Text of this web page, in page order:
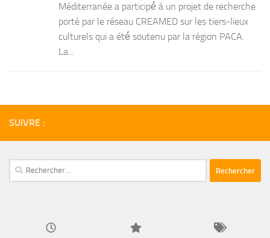
Méditerranée a participé́ à un projet de recherche
porté par le réseau CREAMED sur les tiers-lieux
culturels qui a été́ soutenu par la région PACA.
La...
SUIVRE :
Rechercher :